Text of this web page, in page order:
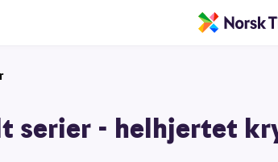
serier - helhjertet